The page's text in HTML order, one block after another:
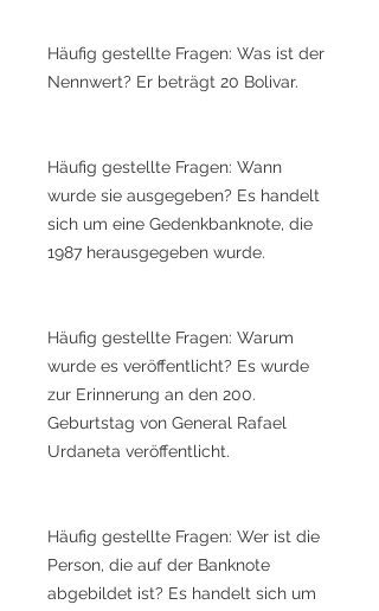
Häufig gestellte Fragen: Was ist der
Nennwert? Er beträgt 20 Bolivar.
Häufig gestellte Fragen: Wann
wurde sie ausgegeben? Es handelt
sich um eine Gedenkbanknote, die
1987 herausgegeben wurde.
Häufig gestellte Fragen: Warum
wurde es veröffentlicht? Es wurde
zur Erinnerung an den 200.
Geburtstag von General Rafael
Urdaneta veröffentlicht.
Häufig gestellte Fragen: Wer ist die
Person, die auf der Banknote
abgebildet ist? Es handelt sich um